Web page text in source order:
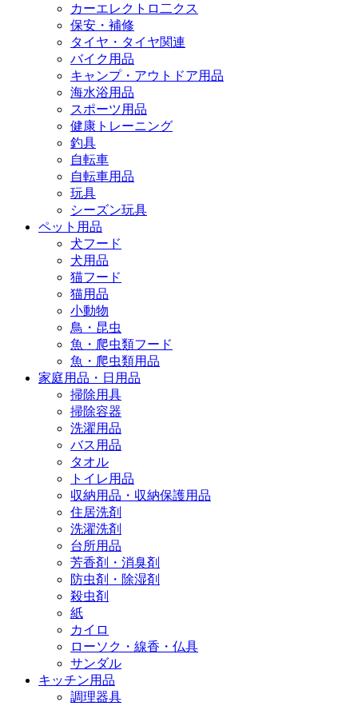
カーエレクトロ二クス
保安・補修
タイヤ・タイヤ関連
バイク用品
キャンプ・アウトドア用品
海水浴用品
スポーツ用品
健康トレーニング
釣具
自転車
自転車用品
玩具
シーズン玩具
ペット用品
犬フード
犬用品
猫フード
猫用品
小動物
鳥・昆虫
魚・爬虫類フード
魚・爬虫類用品
家庭用品・日用品
掃除用具
掃除容器
洗濯用品
バス用品
タオル
トイレ用品
収納用品・収納保護用品
住居洗剤
洗濯洗剤
台所用品
芳香剤・消臭剤
防虫剤・除湿剤
殺虫剤
紙
カイロ
ローソク・線香・仏具
サンダル
キッチン用品
調理器具